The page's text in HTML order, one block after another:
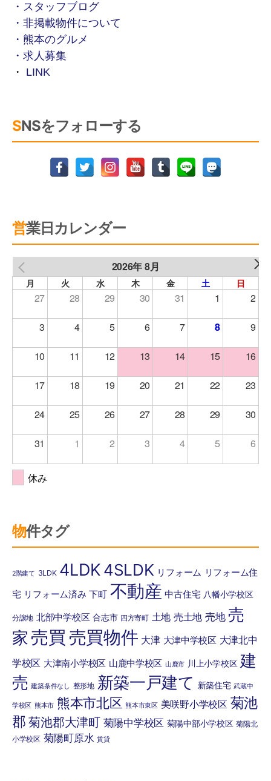
・スタッフブログ
・非掲載物件について
・熊本のグルメ
・求人募集
・ LINK
SNSをフォローする
営業日カレンダー
2026年 8月
月 火 水 木 金 土 日
27 28 29 30 31 1 2
3 4 5 6 7 8 9
10 11 12 13 14 15 16
17 18 19 20 21 22 23
24 25 26 27 28 29 30
31 1 2 3 4 5 6
休み
物件タグ
2階建て 3LDK 4LDK4SLDK リフォーム リフォーム住
宅 リフォーム済み 下町 不動産 中古住宅 八幡小学校区
分譲地 北部中学校区 合志市 四方寄町 土地 売土地 売地 売
家 売買 売買物件 大津 大津中学校区 大津北中
学校区 大津南小学校区 山鹿中学校区 山鹿市 川上小学校区 建
売 建築条件なし 整形地 新築一戸建て 新築住宅 武蔵中
学校区 熊本市 熊本市北区 熊本市東区 美咲野小学校区 菊池
郡 菊池郡大津町 菊陽中学校区 菊陽中部小学校区 菊陽北
小学校区 菊陽町原水 賃貸